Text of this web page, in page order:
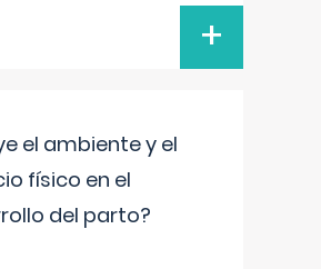
+
el ambiente y el
físico en el
del parto?